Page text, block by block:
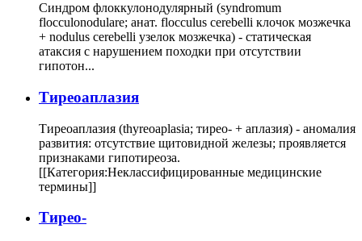
Синдром флоккулонодулярный (syndromum
flocculonodulare; анат. flocculus cerebelli клочок мозжечка
+ nodulus cerebelli узелок мозжечка) - статическая
атаксия с нарушением походки при отсутствии
гипотон...
Тиреоаплазия
Тиреоаплазия (thyreoaplasia; тирео- + аплазия) - аномалия
развития: отсутствие щитовидной железы; проявляется
признаками гипотиреоза.
[[Категория:Неклассифицированные медицинские
термины]]
Тирео-